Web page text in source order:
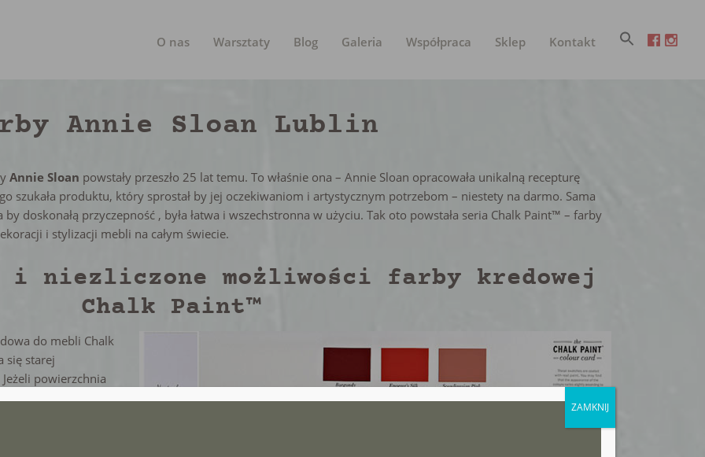
O nas Warsztaty Blog Galeria Współpraca Sklep Kontakt
Annie Sloan Lublin
Annie Sloan powstały przeszło 25 lat temu. To właśnie ona – Annie Sloan opracowała unikalną recepturę
szukała produktu, który sprostał by jej oczekiwaniom i artystycznym potrzebom – niestety na darmo. Sama
doskonałą przyczepność , była łatwa i wszechstronna w użyciu. Tak oto powstała seria Chalk Paint™ – farby
i stylizacji mebli na całym świecie.
i niezliczone możliwości farby kredowej
Chalk Paint™
do mebli Chalk
się starej
powierzchnia
i nie
ZAMKNIJ